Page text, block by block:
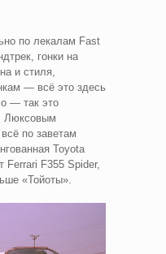
по лекалам Fast
гонки на
и стиля,
— всё это здесь
— так это
Люксовым
по заветам
Toyota
Ferrari F355 Spider,
«Тойоты».